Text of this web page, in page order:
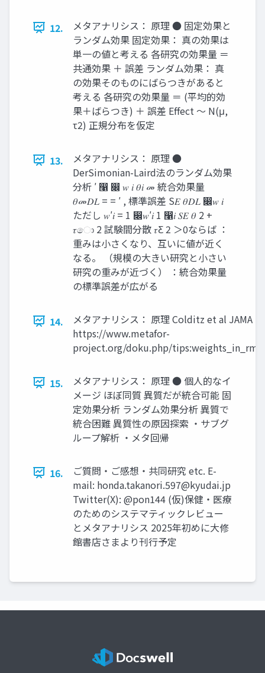
12.
メタアナリシス： 原理 ● 固定効果と
ランダム効果 固定効果： 真の効果は
単一の値と考える 各研究の効果量 ＝
共通効果 ＋ 誤差 ランダム効果： 真
の効果そのものにばらつきがあると
考える 各研究の効果量 ＝ (平均的効
果＋ばらつき) ＋ 誤差 Effect ～ N(μ,
τ2) 正規分布を仮定
13.
メタアナリシス： 原理 ●
DerSimonian-Laird法のランダム効果
分析 ′ ෡ ෌ 𝑤 𝑖 𝜃𝑖 መ 統合効果量
𝜃መ𝐷𝐿 = = ′ , 標準誤差 S𝐸 𝜃𝐷𝐿 ෌𝑤 𝑖
ただし 𝑤′𝑖 = 1 ෌𝑤′𝑖 1 ෡𝑖 𝑆𝐸 𝜃 2 +
𝜏ො 2 試験間分散 𝜏Ƹ 2 ＞0ならば ：
重みは小さくなり、互いに値が近く
なる。 （規模の大きい研究と小さい
研究の重みが近づく） ：統合効果量
の標準誤差が広がる
14.
メタアナリシス： 原理 Colditz et al JAMA
https://www.metafor-
project.org/doku.php/
15.
メタアナリシス： 原理 ● 個人的なイ
メージ ほぼ同質 異質だが統合可能 固
定効果分析 ランダム効果分析 異質で
統合困難 異質性の原因探索 ・サブグ
ループ解析 ・メタ回帰
16.
ご質問・ご感想・共同研究 etc. E-
mail: honda.takanori.597@kyudai.jp
Twitter(X): @pon144 (仮)保健・医療
のためのシステマティックレビュー
とメタアナリシス 2025年初めに大修
館書店さまより刊行予定